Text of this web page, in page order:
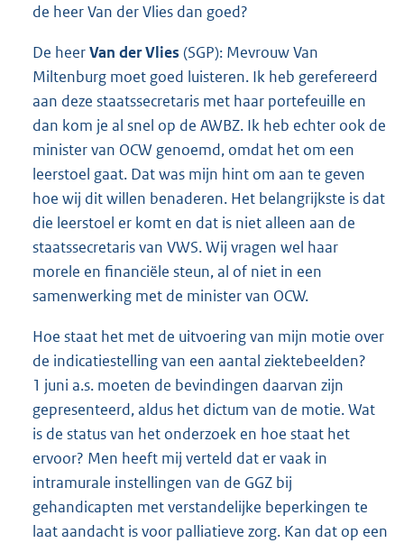
de heer Van der Vlies dan goed?
De heerVan der Vlies (SGP): Mevrouw Van
Miltenburg moet goed luisteren. Ik heb gerefereerd
aan deze staatssecretaris met haar portefeuille en
dan kom je al snel op de AWBZ. Ik heb echter ook de
minister van OCW genoemd, omdat het om een
leerstoel gaat. Dat was mijn hint om aan te geven
hoe wij dit willen benaderen. Het belangrijkste is dat
die leerstoel er komt en dat is niet alleen aan de
staatssecretaris van VWS. Wij vragen wel haar
morele en financiële steun, al of niet in een
samenwerking met de minister van OCW.
Hoe staat het met de uitvoering van mijn motie over
de indicatiestelling van een aantal ziektebeelden?
1 juni a.s. moeten de bevindingen daarvan zijn
gepresenteerd, aldus het dictum van de motie. Wat
is de status van het onderzoek en hoe staat het
ervoor? Men heeft mij verteld dat er vaak in
intramurale instellingen van de GGZ bij
gehandicapten met verstandelijke beperkingen te
laat aandacht is voor palliatieve zorg. Kan dat op een